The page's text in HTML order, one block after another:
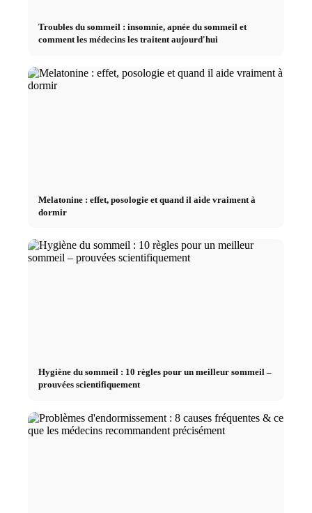
Troubles du sommeil : insomnie, apnée du sommeil et
comment les médecins les traitent aujourd'hui
Melatonine : effet, posologie et quand il aide vraiment à
dormir
Hygiène du sommeil : 10 règles pour un meilleur sommeil –
prouvées scientifiquement